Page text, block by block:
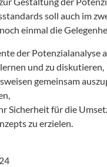
soll auch im
einmal die
der Potenzialanalyse
und zu diskutieren,
gemeinsam
Sicherheit für die
zu erzielen.